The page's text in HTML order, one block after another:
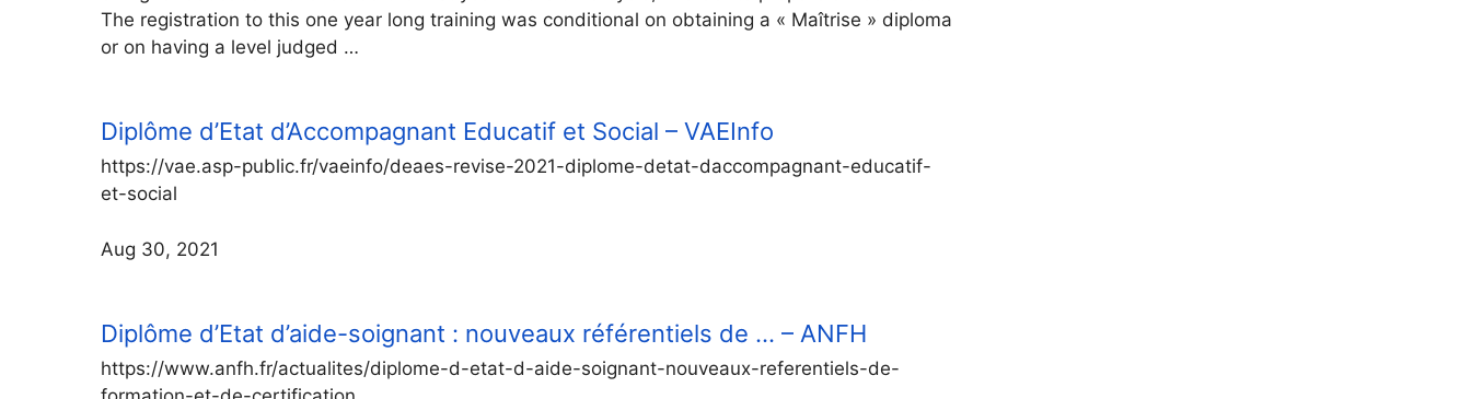
The registration to this one year long training was conditional on obtaining a « Maîtrise » diploma
or on having a level judged …
Diplôme d’Etat d’Accompagnant Educatif et Social – VAEInfo
https://vae.asp-public.fr/vaeinfo/deaes-revise-2021-diplome-detat-daccompagnant-educatif-
et-social
Aug 30, 2021
Diplôme d’Etat d’aide-soignant : nouveaux référentiels de … – ANFH
https://www.anfh.fr/actualites/diplome-d-etat-d-aide-soignant-nouveaux-referentiels-de-